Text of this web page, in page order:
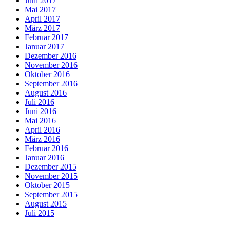
Mai 2017
April 2017
März 2017
Februar 2017
Januar 2017
Dezember 2016
November 2016
Oktober 2016
September 2016
August 2016
Juli 2016
Juni 2016
Mai 2016
April 2016
März 2016
Februar 2016
Januar 2016
Dezember 2015
November 2015
Oktober 2015
September 2015
August 2015
Juli 2015